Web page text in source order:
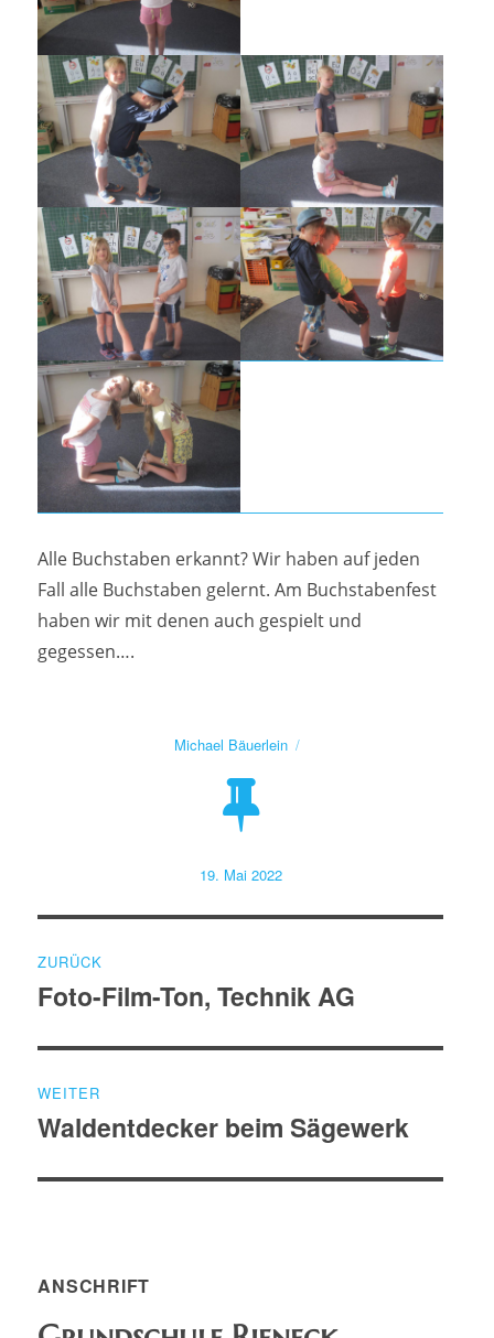
Alle Buchstaben erkannt? Wir haben auf jeden
Fall alle Buchstaben gelernt. Am Buchstabenfest
haben wir mit denen auch gespielt und
gegessen….
Autor
Michael Bäuerlein
Veröffentlicht
19. Mai 2022
ZURÜCK
Vorheriger
Foto-Film-Ton, Technik AG
WEITER
Nächster
Waldentdecker beim Sägewerk
ANSCHRIFT